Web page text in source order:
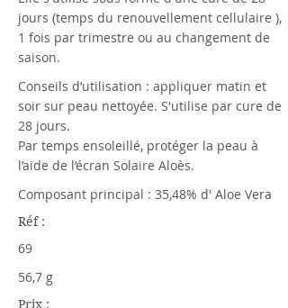
jours (temps du renouvellement cellulaire ),
1 fois par trimestre ou au changement de
saison.
Conseils d’utilisation : appliquer matin et
soir sur peau nettoyée. S'utilise par cure de
28 jours.
Par temps ensoleillé, protéger la peau à
l’aide de l’écran Solaire Aloès.
Composant principal : 35,48% d' Aloe Vera
Réf :
69
56,7 g
Prix :